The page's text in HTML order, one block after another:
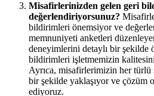
Misafirlerinizden gelen geri
değerlendiriyorsunuz?
bildirimleri önemsiyor ve
memnuniyeti anketleri
deneyimlerini detaylı bir şekilde
bildirimleri işletmemizin
Ayrıca, misafirlerimizin her türlü
bir şekilde yaklaşıyor ve çözüm
ediyoruz.